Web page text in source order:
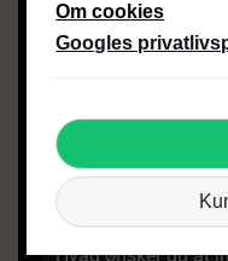
UPLOAD BILLEDE(R)
Den samlede
overstige 5 mb.
BESKED
Om cookies
Googles